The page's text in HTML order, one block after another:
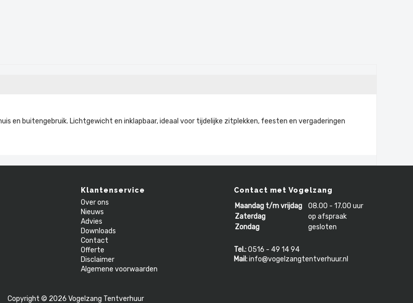
en buitengebruik. Lichtgewicht en inklapbaar, ideaal voor tijdelijke zitplekken, feesten en vergaderingen
Klantenservice
Over ons
Nieuws
Advies
Downloads
Contact
Offerte
Disclaimer
Algemene voorwaarden
Contact met Vogelzang
Maandag t/m vrijdag
08.00 - 17.00 uur
Zaterdag
op afspraak
Zondag
gesloten
Tel.:0516 - 49 14 94
Mail:info@vogelzangtentverhuur.nl
Copyright © 2026 Vogelzang Tentverhuur